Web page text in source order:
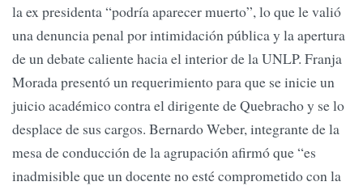
la ex presidenta “podría aparecer muerto”, lo que le valió
una denuncia penal por intimidación pública y la apertura
de un debate caliente hacia el interior de la UNLP. Franja
Morada presentó un requerimiento para que se inicie un
juicio académico contra el dirigente de Quebracho y se lo
desplace de sus cargos. Bernardo Weber, integrante de la
mesa de conducción de la agrupación afirmó que “es
inadmisible que un docente no esté comprometido con la